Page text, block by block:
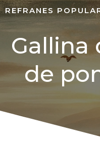
REFRANES
Gallina
de